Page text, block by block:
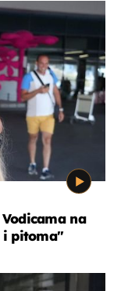
na
i pitoma''